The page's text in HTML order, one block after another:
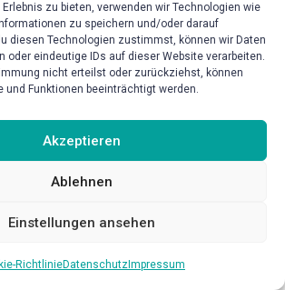
zu bieten, verwenden wir Technologien wie
zu speichern und/oder darauf
diesen Technologien zustimmst, können wir Daten
oder eindeutige IDs auf dieser Website verarbeiten.
nicht erteilst oder zurückziehst, können
und Funktionen beeinträchtigt werden.
Akzeptieren
Ablehnen
Einstellungen ansehen
RichtlinieDatenschutz Impressum
und Prüfungswerkzeuge des
UCAN-Prüfungsverbund-
Zusammenschlüsse im
Prüfungen. Wir freuen